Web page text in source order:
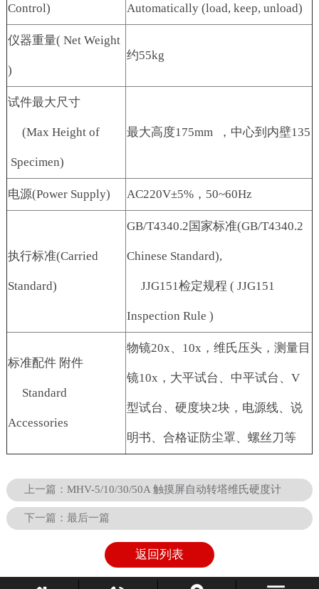
Control) Automatically (load, keep, unload)
仪器重量( Net Weight
)
约55kg
试件最大尺寸
(Max Height of
Specimen)
最大高度175mm ，中心到内壁135
电源(Power Supply) AC220V±5%，50~60Hz
执行标准(Carried
Standard)
GB/T4340.2国家标准(GB/T4340.2
Chinese Standard),
JJG151检定规程 ( JJG151
Inspection Rule )
标准配件 附件
Standard
Accessories
物镜20x、10x，维氏压头，测量目
镜10x，大平试台、中平试台、V
型试台、硬度块2块，电源线、说
明书、合格证防尘罩、螺丝刀等
上一篇：MHV-5/10/30/50A 触摸屏自动转塔维氏硬度计
下一篇：最后一篇
返回列表